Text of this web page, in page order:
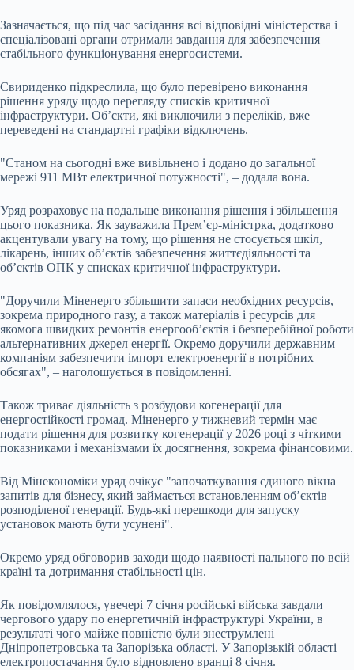
Зазначається, що під час засідання всі відповідні міністерства і
спеціалізовані органи отримали завдання для забезпечення
стабільного функціонування енергосистеми.
Свириденко підкреслила, що було перевірено виконання
рішення уряду щодо перегляду списків критичної
інфраструктури. Об’єкти, які виключили з переліків, вже
переведені на стандартні графіки відключень.
"Станом на сьогодні вже вивільнено і додано до загальної
мережі 911 МВт електричної потужності", – додала вона.
Уряд розраховує на подальше виконання рішення і збільшення
цього показника. Як зауважила Прем’єр-міністрка, додатково
акцентували увагу на тому, що рішення не стосується шкіл,
лікарень, інших об’єктів забезпечення життєдіяльності та
об’єктів ОПК у списках критичної інфраструктури.
"Доручили Міненерго збільшити запаси необхідних ресурсів,
зокрема природного газу, а також матеріалів і ресурсів для
якомога швидких ремонтів енергооб’єктів і безперебійної роботи
альтернативних джерел енергії. Окремо доручили державним
компаніям забезпечити імпорт електроенергії в потрібних
обсягах", – наголошується в повідомленні.
Також триває діяльність з розбудови когенерації для
енергостійкості громад. Міненерго у тижневий термін має
подати рішення для розвитку когенерації у 2026 році з чіткими
показниками і механізмами їх досягнення, зокрема фінансовими.
Від Мінекономіки уряд очікує "започаткування єдиного вікна
запитів для бізнесу, який займається встановленням об’єктів
розподіленої генерації. Будь-які перешкоди для запуску
установок мають бути усунені".
Окремо уряд обговорив заходи щодо наявності пального по всій
країні та дотримання стабільності цін.
Як повідомлялося, увечері 7 січня російські війська завдали
чергового удару по енергетичній інфраструктурі України, в
результаті чого майже повністю були знеструмлені
Дніпропетровська та Запорізька області. У Запорізькій області
електропостачання було відновлено вранці 8 січня.